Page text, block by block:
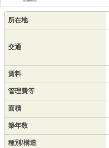
所在地
交通
賃料
管理費等
面積
築年数
種別/構造